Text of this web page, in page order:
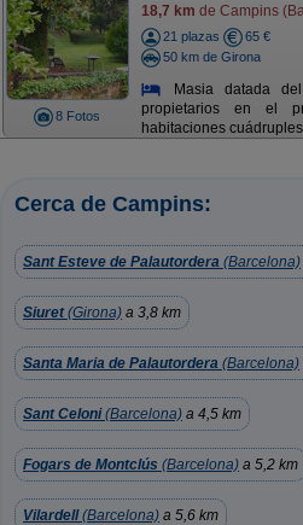
8 Fotos
18,7 km de Campins
21 plazas
65 €
50 km de Girona
Masia datada
propietarios en el
habitaciones
Cerca de Campins:
Sant Esteve de Palautordera (Barcelona)
Siuret(Girona) a 3,8 km
Santa Maria de Palautordera (Barcelona)
Sant Celoni(Barcelona) a 4,5 km
Fogars de Montclús (Barcelona) a 5,2 km
Vilardell(Barcelona) a 5,6 km